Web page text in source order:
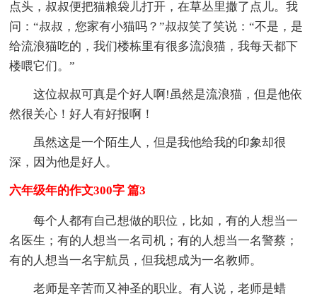
点头，叔叔便把猫粮袋儿打开，在草丛里撒了点儿。我
问：“叔叔，您家有小猫吗？”叔叔笑了笑说：“不是，是
给流浪猫吃的，我们楼栋里有很多流浪猫，我每天都下
楼喂它们。”
这位叔叔可真是个好人啊!虽然是流浪猫，但是他依
然很关心！好人有好报啊！
虽然这是一个陌生人，但是我他给我的印象却很
深，因为他是好人。
六年级年的作文300字 篇3
每个人都有自己想做的职位，比如，有的人想当一
名医生；有的人想当一名司机；有的人想当一名警蔡；
有的人想当一名宇航员，但我想成为一名教师。
老师是辛苦而又神圣的职业。有人说，老师是蜡